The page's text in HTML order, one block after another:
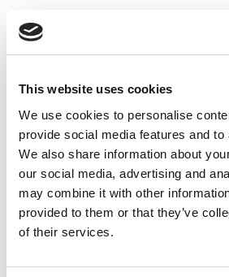
This website uses cookies
We use cookies to personalise
provide social media features and
We also share information about
our social media, advertising and
may combine it with other
provided to them or that they’ve
of their services.
EnKLEEMANN
, la innovación es la
En este contexto, presentamos la nueva
tracción MRL,
City 100, City 300
productos cuentan con un diseño que
de ancho de ducto o permiten el
pasajero adicional en la cabina, ¡
el tiempo de instalación hasta en un
25%